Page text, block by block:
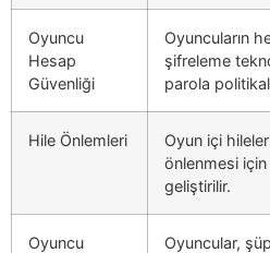
Oyuncu
Hesap
Güvenliği
Oyuncuların
şifreleme
parola
Hile Önlemleri
Oyun içi
önlenmesi
geliştirilir.
Oyuncu
Oyuncular,